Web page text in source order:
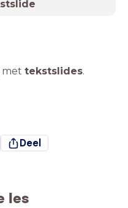
met tekstslides.
Deel
les